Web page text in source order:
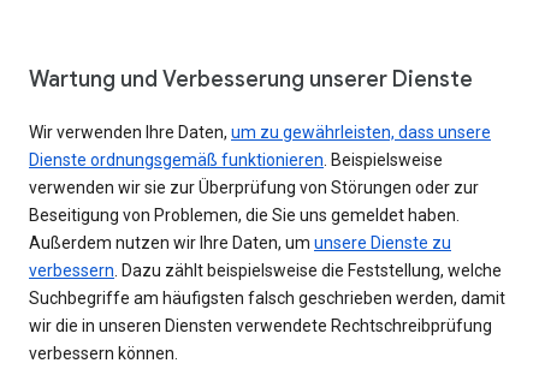
Wartung und Verbesserung unserer Dienste
Wir verwenden Ihre Daten, um zu gewährleisten, dass unsere
Dienste ordnungsgemäß funktionieren . Beispielsweise
verwenden wir sie zur Überprüfung von Störungen oder zur
Beseitigung von Problemen, die Sie uns gemeldet haben.
Außerdem nutzen wir Ihre Daten, um unsere Dienste zu
verbessern . Dazu zählt beispielsweise die Feststellung, welche
Suchbegriffe am häufigsten falsch geschrieben werden, damit
wir die in unseren Diensten verwendete Rechtschreibprüfung
verbessern können.